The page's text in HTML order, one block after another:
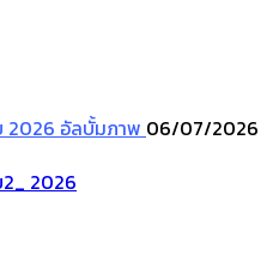
2026 อัลบั้มภาพ 06/07/2026
2026